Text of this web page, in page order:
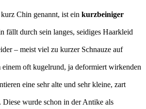
Chin genannt, ist ein kurzbeiniger
fällt durch sein langes, seidiges Haarkleid
– meist viel zu kurzer Schnauze auf
einem oft kugelrund, ja deformiert wirkenden
eine sehr alte und sehr kleine, zart
Diese wurde schon in der Antike als